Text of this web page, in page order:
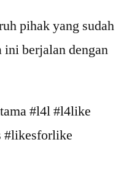
pihak yang sudah
ini berjalan dengan
#l4l #l4like